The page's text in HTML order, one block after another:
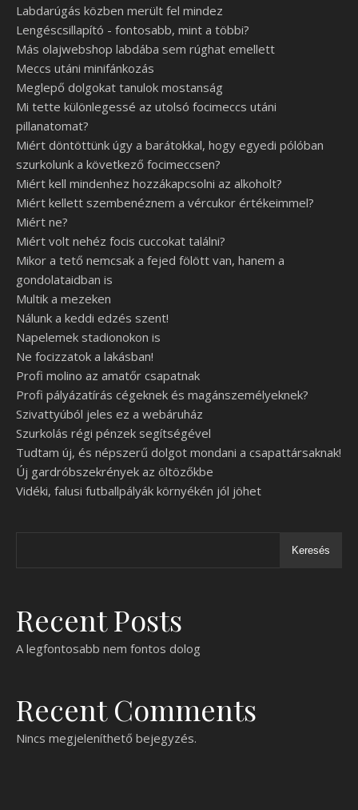
Labdarúgás közben merült fel mindez
Lengéscsillapító - fontosabb, mint a többi?
Más olajwebshop labdába sem rúghat emellett
Meccs utáni minifánkozás
Meglepő dolgokat tanulok mostanság
Mi tette különlegessé az utolsó focimeccs utáni
pillanatomat?
Miért döntöttünk úgy a barátokkal, hogy egyedi pólóban
szurkolunk a következő focimeccsen?
Miért kell mindenhez hozzákapcsolni az alkoholt?
Miért kellett szembenéznem a vércukor értékeimmel?
Miért ne?
Miért volt nehéz focis cuccokat találni?
Mikor a tető nemcsak a fejed fölött van, hanem a
gondolataidban is
Multik a mezeken
Nálunk a keddi edzés szent!
Napelemek stadionokon is
Ne focizzatok a lakásban!
Profi molino az amatőr csapatnak
Profi pályázatírás cégeknek és magánszemélyeknek?
Szivattyúból jeles ez a webáruház
Szurkolás régi pénzek segítségével
Tudtam új, és népszerű dolgot mondani a csapattársaknak!
Új gardróbszekrények az öltözőkbe
Vidéki, falusi futballpályák környékén jól jöhet
Keresés
Recent Posts
A legfontosabb nem fontos dolog
Recent Comments
Nincs megjeleníthető bejegyzés.